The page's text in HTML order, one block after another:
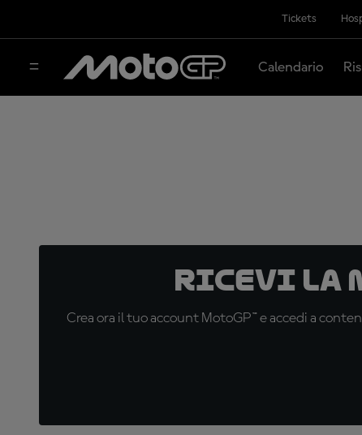
Tickets
Calendario
Ricevi la
Crea ora il tuo account MotoGP™ e accedi a